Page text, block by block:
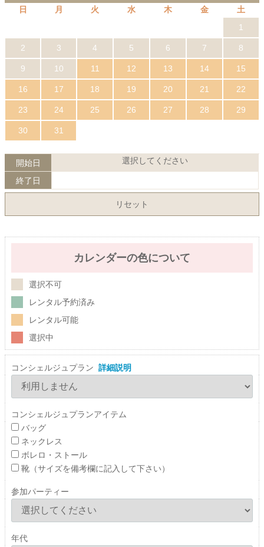
日
月 火 水 木 金
土
1
2 3 4 5 6 7 8
9 10 11 12 13 14 15
16 17 18 19 20 21 22
23 24 25 26 27 28 29
30 31
開始日 選択してください
終了日
リセット
カレンダーの色について
選択不可
レンタル予約済み
レンタル可能
選択中
コンシェルジュプラン 詳細説明
コンシェルジュプランアイテム
バッグ
ネックレス
ボレロ・ストール
靴（サイズを備考欄に記入して下さい）
参加パーティー
年代